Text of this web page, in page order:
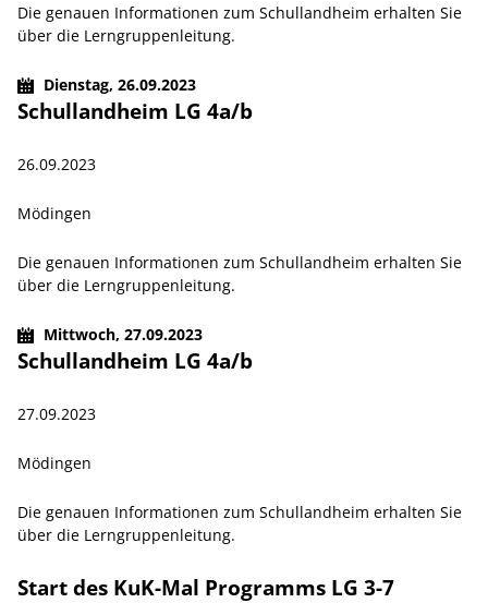
Die genauen Informationen zum Schullandheim erhalten Sie
über die Lerngruppenleitung.
Dienstag,26.09.2023
Schullandheim LG 4a/b
26.09.2023
Mödingen
Die genauen Informationen zum Schullandheim erhalten Sie
über die Lerngruppenleitung.
Mittwoch,27.09.2023
Schullandheim LG 4a/b
27.09.2023
Mödingen
Die genauen Informationen zum Schullandheim erhalten Sie
über die Lerngruppenleitung.
Start des KuK-Mal Programms LG 3-7